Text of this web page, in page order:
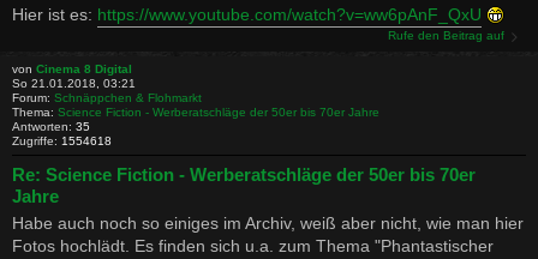
Hier ist es: https://www.youtube.com/watch?v=ww6pAnF_QxU
Rufe den Beitrag auf
von Cinema 8 Digital
So 21.01.2018, 03:21
Forum: Schnäppchen & Flohmarkt
Thema: Science Fiction - Werberatschläge der 50er bis 70er Jahre
Antworten: 35
Zugriffe: 1554618
Re: Science Fiction - Werberatschläge der 50er bis 70er
Jahre
Habe auch noch so einiges im Archiv, weiß aber nicht, wie man hier
Fotos hochlädt. Es finden sich u.a. zum Thema "Phantastischer